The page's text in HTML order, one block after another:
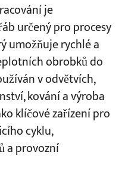
je
určený pro procesy
umožňuje rychlé a
obrobků do
v odvětvích,
kování a výroba
klíčové zařízení pro
cyklu,
a provozní